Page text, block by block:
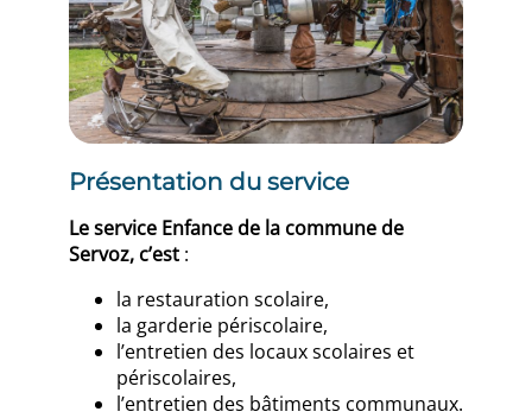
Présentation du service
Le service Enfance de la commune de
Servoz, c’est :
la restauration scolaire,
la garderie périscolaire,
l’entretien des locaux scolaires et
périscolaires,
l’entretien des bâtiments communaux.